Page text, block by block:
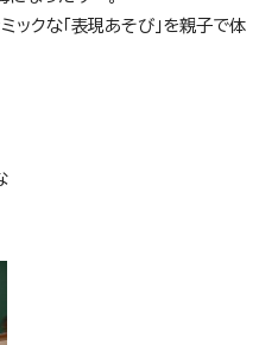
ックな「表現あそび」を親子で体